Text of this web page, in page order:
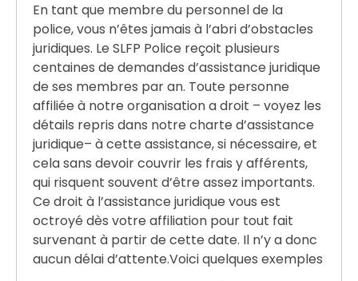
En tant que membre du personnel de la
police, vous n’êtes jamais à l’abri d’obstacles
juridiques. Le SLFP Police reçoit plusieurs
centaines de demandes d’assistance juridique
de ses membres par an. Toute personne
affiliée à notre organisation a droit – voyez les
détails repris dans notre charte d’assistance
juridique– à cette assistance, si nécessaire, et
cela sans devoir couvrir les frais y afférents,
qui risquent souvent d’être assez importants.
Ce droit à l’assistance juridique vous est
octroyé dès votre affiliation pour tout fait
survenant à partir de cette date. Il n’y a donc
aucun délai d’attente.Voici quelques exemples